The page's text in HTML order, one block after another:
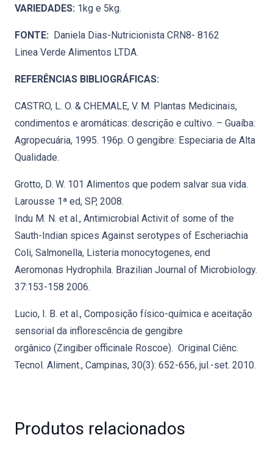
VARIEDADES: 1kg e 5kg.
FONTE: Daniela Dias-Nutricionista CRN8- 8162
Linea Verde Alimentos LTDA.
REFERÊNCIAS BIBLIOGRÁFICAS:
CASTRO, L. O. & CHEMALE, V. M. Plantas Medicinais,
condimentos e aromáticas: descrição e cultivo. – Guaíba:
Agropecuária, 1995. 196p. O gengibre: Especiaria de Alta
Qualidade.
Grotto, D. W. 101 Alimentos que podem salvar sua vida.
Larousse 1ª ed, SP, 2008.
Indu M. N. et al., Antimicrobial Activit of some of the
Sauth-Indian spices Against serotypes of Escheriachia
Coli, Salmonella, Listeria monocytogenes, end
Aeromonas Hydrophila. Brazilian Journal of Microbiology.
37:153-158 2006.
Lucio, I. B. et al., Composição físico-química e aceitação
sensorial da inflorescência de gengibre
orgânico (Zingiber officinale Roscoe). Original Ciênc.
Tecnol. Aliment., Campinas, 30(3): 652-656, jul.-set. 2010.
Produtos relacionados